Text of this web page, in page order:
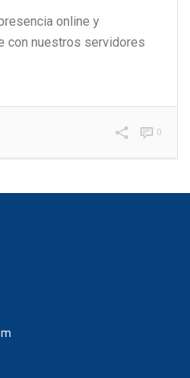
online y
con nuestros servidores
0